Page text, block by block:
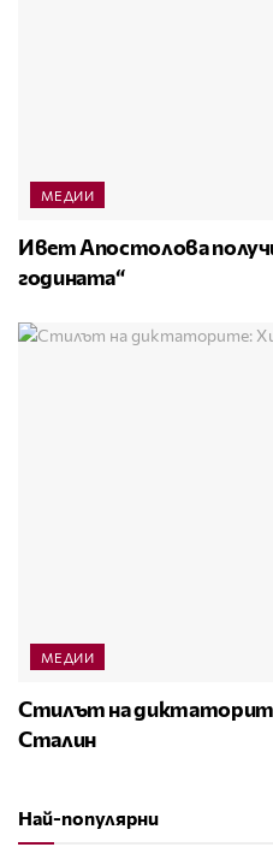
МЕДИИ
Ивет Апостолова
годината“
МЕДИИ
Стилът на
Сталин
Най-популярни